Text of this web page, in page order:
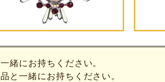
緒にお持ちください。
と⼀緒にお持ちください。